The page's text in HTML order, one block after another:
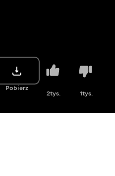
Pobierz
2tys. 1tys.